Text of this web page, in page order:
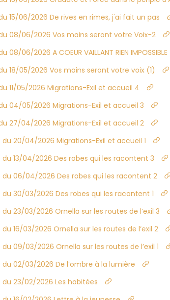
15/06/2026 De rives en rimes, j'ai fait un pas
08/06/2026 Vos mains seront votre Voix-2
06/2026 A COEUR VAILLANT RIEN IMPOSSIBLE
18/05/2026 Vos mains seront votre voix (1)
11/05/2026 Migrations-Exil et accueil 4
04/05/2026 Migrations-Exil et accueil 3
27/04/2026 Migrations-Exil et accueil 2
20/04/2026 Migrations-Exil et accueil 1
13/04/2026 Des robes qui les racontent 3
du 06/04/2026 Des robes qui les racontent 2
30/03/2026 Des robes qui les racontent 1
23/03/2026 Ornella sur les routes de l’exil 3
16/03/2026 Ornella sur les routes de l’exil 2
09/03/2026 Ornella sur les routes de l’exil 1
02/03/2026 De l’ombre à la lumière
23/02/2026 Les habitées